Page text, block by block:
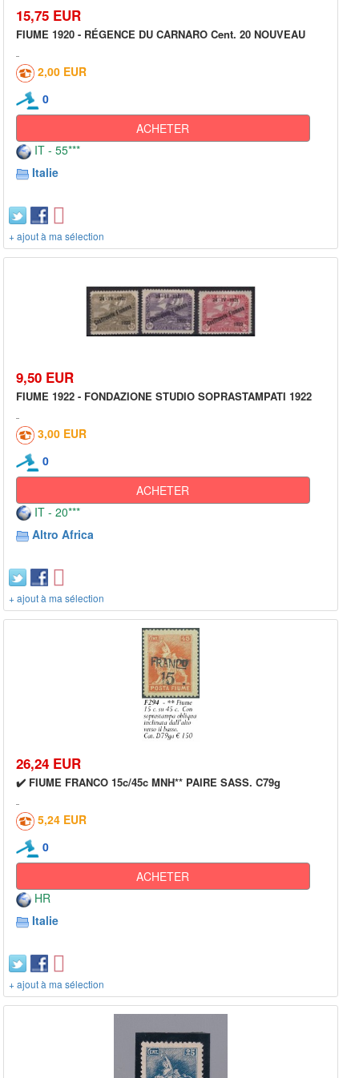
15,75 EUR
FIUME 1920 - RÉGENCE DU CARNARO Cent. 20 NOUVEAU
2,00 EUR
0
ACHETER
IT - 55***
Italie
+ ajout à ma sélection
9,50 EUR
FIUME 1922 - FONDAZIONE STUDIO SOPRASTAMPATI 1922
3,00 EUR
0
ACHETER
IT - 20***
Altro Africa
+ ajout à ma sélection
26,24 EUR
✔️ FIUME FRANCO 15c/45c MNH** PAIRE SASS. C79g
5,24 EUR
0
ACHETER
HR
Italie
+ ajout à ma sélection